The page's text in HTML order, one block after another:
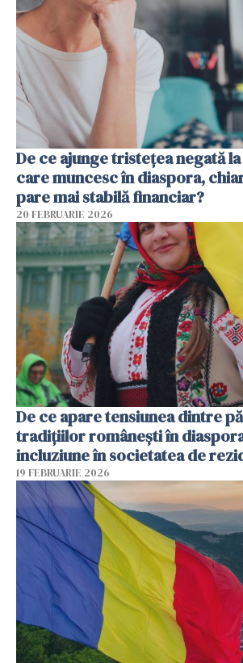
De ce ajunge tristețea negată
care muncesc în diaspora,
pare mai stabilă financiar?
20 FEBRUARIE 2026
De ce apare tensiunea dintre
tradițiilor românești în
incluziune în societatea de
19 FEBRUARIE 2026